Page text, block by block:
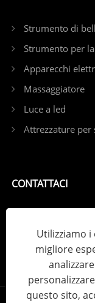
Strumento di
Strumento per
Apparecchi
Massaggiatore
Luce a led
Attrezzature per
CONTATTACI
E-mail:
Add: Fuyong
Utilizziamo
migliore
questo sito,